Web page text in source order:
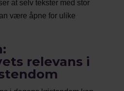
at selv tekster med stor
være åpne for ulike
relevans i